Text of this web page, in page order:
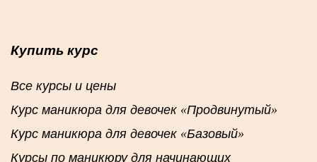
Купить курс
Все курсы и цены
Курс маникюра для девочек «Продвинутый»
Курс маникюра для девочек «Базовый»
Курсы по маникюру для начинающих